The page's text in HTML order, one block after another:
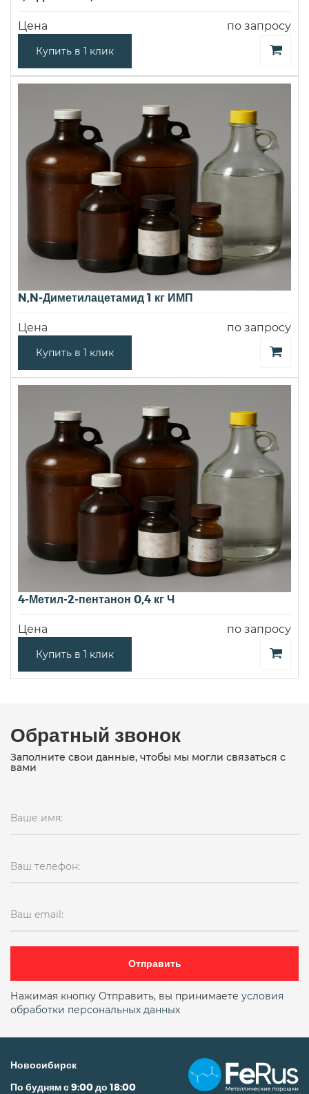
Цена по запросу
Купить в 1 клик
N,N-Диметилацетамид 1 кг ИМП
Цена по запросу
Купить в 1 клик
4-Метил-2-пентанон 0,4 кг Ч
Цена по запросу
Купить в 1 клик
Обратный звонок
Заполните свои данные, чтобы мы могли связаться с
вами
Ваше имя:
Ваш телефон:
Ваш email:
Отправить
Нажимая кнопку Отправить, вы принимаете условия
обработки персональных данных
Новосибирск
По будням с 9:00 до 18:00